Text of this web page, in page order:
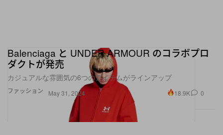
ファッション
Balenciaga と UNDER ARMOUR のコラボプロ
ダクトが発売
カジュアルな雰囲気の6つのアイテムがラインアップ
May 31, 2024 18.9K 0